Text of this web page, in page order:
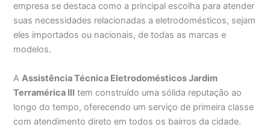
empresa se destaca como a principal escolha para atender
suas necessidades relacionadas a eletrodomésticos, sejam
eles importados ou nacionais, de todas as marcas e
modelos.
A Assistência Técnica Eletrodomésticos Jardim
Terramérica III tem construído uma sólida reputação ao
longo do tempo, oferecendo um serviço de primeira classe
com atendimento direto em todos os bairros da cidade.